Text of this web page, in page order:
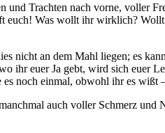
Trachten nach vorne, voller
euch! Was wollt ihr wirklich?
nicht an dem Mahl liegen; es
ihr euer Ja gebt, wird sich euer
es noch einmal, obwohl ihr es wißt
auch voller Schmerz und